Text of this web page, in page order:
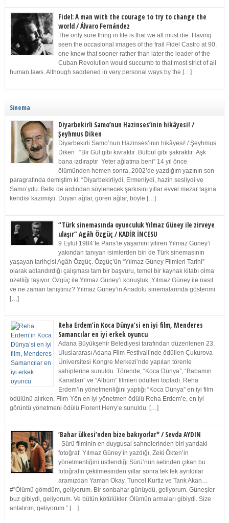
Fidel: A man with the courage to try to change the
world / Álvaro Fernández
The only sure thing in life is that we all must die. Having
seen the occasional images of the frail Fidel Castro at 90,
one knew that sooner rather than later the leader of the
Cuban Revolution would succumb to that most strict of all
human laws. Although saddened in very personal ways by the […]
Sinema
Diyarbekirli Samo’nun Hazinses’inin hikâyesi! /
Şeyhmus Diken
Diyarbekirli Samo’nun Hazinses’inin hikâyesi! / Şeyhmus
Diken “Bir Gül gibi kıvraktır Bülbül gibi şakraktır Aşk
bana ızdıraptır Yeter ağlatma beni” 14 yıl önce
ölümünden hemen sonra, 2002’de yazdığım yazının son
paragrafında demiştim ki: “Diyarbekirliydi, Ermeniydi, hazin sesliydi ve
Samo’ydu. Belki de ardından söylenecek şarkısını yıllar evvel mezar taşına
kendisi kazımıştı. Duyan ağlar, gören ağlar, böyle […]
“Türk sinemasında oyunculuk Yılmaz Güney ile zirveye
ulaşır” Agâh Özgüç / KADİR İNCESU
9 Eylül 1984’te Paris’te yaşamını yitiren Yılmaz Güney’i
yakından tanıyan isimlerden biri de Türk sinemasının
yaşayan tarihçisi Agâh Özgüç. Özgüç’ün “Yılmaz Güney Filmleri Tarihi”
olarak adlandırdığı çalışması tam bir başvuru, temel bir kaynak kitabı olma
özelliği taşıyor. Özgüç ile Yılmaz Güney’i konuştuk. Yılmaz Güney ile nasıl
ve ne zaman tanıştınız? Yılmaz Güney’in Anadolu sinemalarında gösterimi
[…]
Reha Erdem’in Koca Dünya’si en iyi film, Menderes
Samancılar en iyi erkek oyuncu
Adana Büyükşehir Belediyesi tarafından düzenlenen 23.
Uluslararası Adana Film Festivali’nde ödüllen Çukurova
Üniversitesi Kongre Merkezi’nde yapılan törenle
sahiplerine sunuldu. Törende, “Koca Dünya”, “Babamın
Kanatları” ve “Albüm” filmleri ödülleri topladı. Reha
Erdem’in yönetmenliğini yaptığı “Koca Dünya” en iyi film
ödülünü alırken, Film-Yön en iyi yönetmen ödülü Reha Erdem’e, en iyi
görüntü yönetmeni ödülü Florent Herry’e sunuldu. […]
‘Bahar ülkesi’nden bize bakıyorlar* / Sevda AYDIN
Sürü filminin en duygusal sahnelerinden biri yandaki
fotoğraf. Yılmaz Güney’in yazdığı, Zeki Ökten’in
yönetmenliğini üstlendiği Sürü’nün setinden çıkan bu
fotoğrafın çekilmesinden yıllar sonra tek tek ayrıldılar
aramızdan Yaman Okay, Tuncel Kurtiz ve Tarık Akan…
#”Ölümü gömdüm, geliyorum. Bir sonbahar günüydü, geliyorum. Güneşler
buz gibiydi, geliyorum. Ve bütün kötülükler. Ölümün armaları gibiydi. Size
anlatırım, geliyorum.” […]